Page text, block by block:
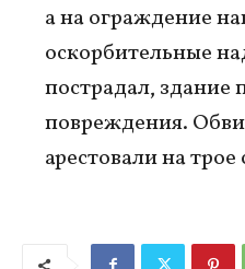
а на ограждение
оскорбительные
пострадал, здание
повреждения.
арестовали на трое